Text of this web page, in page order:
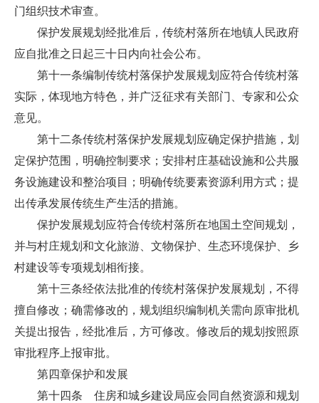
门组织技术审查。
保护发展规划经批准后，传统村落所在地镇人民政府
应自批准之日起三十日内向社会公布。
第十一条编制传统村落保护发展规划应符合传统村落
实际，体现地方特色，并广泛征求有关部门、专家和公众
意见。
第十二条传统村落保护发展规划应确定保护措施，划
定保护范围，明确控制要求；安排村庄基础设施和公共服
务设施建设和整治项目；明确传统要素资源利用方式；提
出传承发展传统生产生活的措施。
保护发展规划应符合传统村落所在地国土空间规划，
并与村庄规划和文化旅游、文物保护、生态环境保护、乡
村建设等专项规划相衔接。
第十三条经依法批准的传统村落保护发展规划，不得
擅自修改；确需修改的，规划组织编制机关需向原审批机
关提出报告，经批准后，方可修改。修改后的规划按照原
审批程序上报审批。
第四章保护和发展
第十四条 住房和城乡建设局应会同自然资源和规划